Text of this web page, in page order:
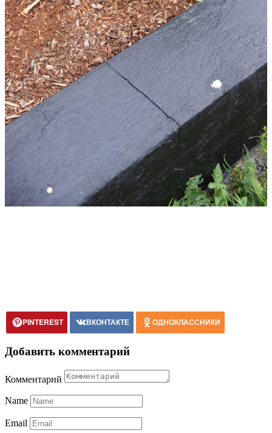
PINTEREST ВКОНТАКТЕ ОДНОКЛАССНИКИ
Добавить комментарий
Комментарий
Name
Email